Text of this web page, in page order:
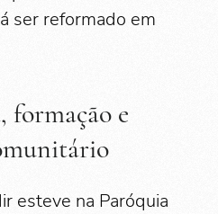
ser reformado em
formação e
esteve na Paróquia